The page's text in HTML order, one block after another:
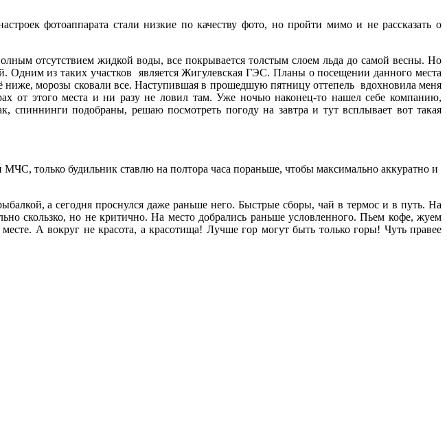
фотоаппарата стали низкие по качеству фото, но пройти мимо и не рассказать о
отсутствием жидкой воды, все покрывается толстым слоем льда до самой весны. Но
Одним из таких участков является Жигулевская ГЭС. Планы о посещении данного места
морозы сковали все. Наступившая в прошедшую пятницу оттепель вдохновила меня
от этого места и ни разу не ловил там. Уже ночью наконец-то нашел себе компанию,
подобраны, решаю посмотреть погоду на завтра и тут всплывает вот такая
только будильник ставлю на полтора часа пораньше, чтобы максимально аккуратно и
а сегодня проснулся даже раньше него. Быстрые сборы, чай в термос и в путь. На
скользко, но не критично. На место добрались раньше условленного. Пьем кофе, жуем
А вокруг не красота, а красотища! Лучше гор могут быть только горы! Чуть правее